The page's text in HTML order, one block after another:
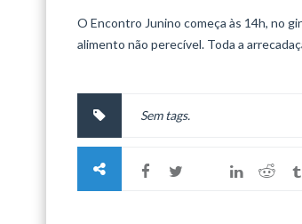
O Encontro Junino começa às 14h, no
alimento não perecível. Toda a
Sem tags.